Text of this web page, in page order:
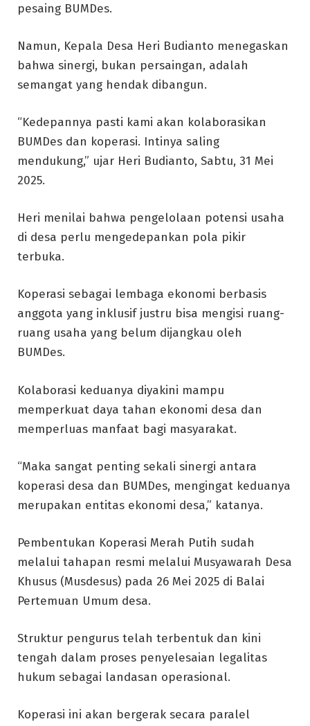
pesaing BUMDes.
Namun, Kepala Desa Heri Budianto menegaskan
bahwa sinergi, bukan persaingan, adalah
semangat yang hendak dibangun.
“Kedepannya pasti kami akan kolaborasikan
BUMDes dan koperasi. Intinya saling
mendukung,” ujar Heri Budianto, Sabtu, 31 Mei
2025.
Heri menilai bahwa pengelolaan potensi usaha
di desa perlu mengedepankan pola pikir
terbuka.
Koperasi sebagai lembaga ekonomi berbasis
anggota yang inklusif justru bisa mengisi ruang-
ruang usaha yang belum dijangkau oleh
BUMDes.
Kolaborasi keduanya diyakini mampu
memperkuat daya tahan ekonomi desa dan
memperluas manfaat bagi masyarakat.
“Maka sangat penting sekali sinergi antara
koperasi desa dan BUMDes, mengingat keduanya
merupakan entitas ekonomi desa,” katanya.
Pembentukan Koperasi Merah Putih sudah
melalui tahapan resmi melalui Musyawarah Desa
Khusus (Musdesus) pada 26 Mei 2025 di Balai
Pertemuan Umum desa.
Struktur pengurus telah terbentuk dan kini
tengah dalam proses penyelesaian legalitas
hukum sebagai landasan operasional.
Koperasi ini akan bergerak secara paralel